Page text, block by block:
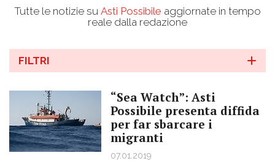
Tutte le notizie su Asti Possibile aggiornate in tempo
reale dalla redazione
FILTRI
“Sea Watch”: Asti
Possibile presenta diffida
per far sbarcare i
migranti
07.01.2019